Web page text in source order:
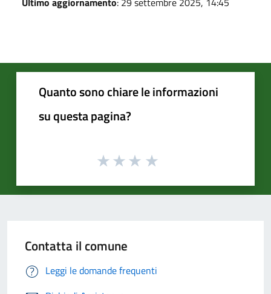
Quanto sono chiare le informazioni
su questa pagina?
Contatta il comune
Leggi le domande frequenti